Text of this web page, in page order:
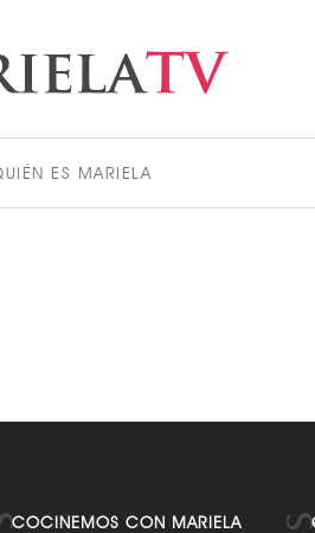
ES MARIELA
ACTUALIDAD
COCINEMOS CON MARIELA